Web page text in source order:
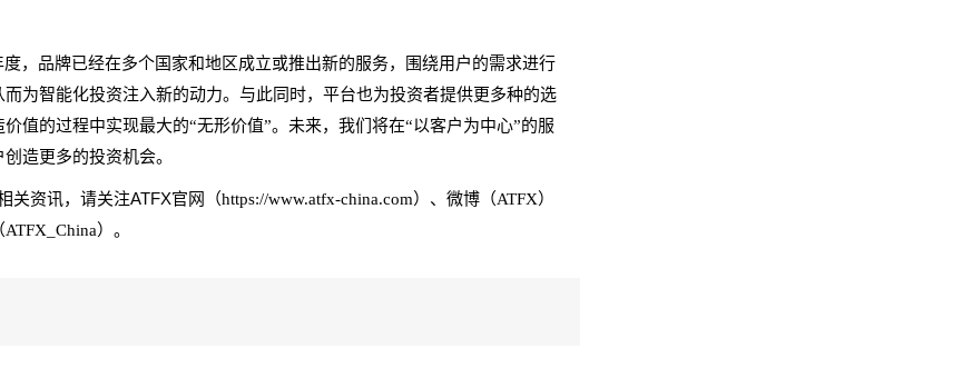
度，品牌已经在多个国家和地区成立或推出新的服务，围绕用户的需求进行
而为智能化投资注入新的动力。与此同时，平台也为投资者提供更多种的选
值的过程中实现最大的“无形价值”。未来，我们将在“以客户为中心”的服
造更多的投资机会。
关资讯，请关注ATFX官网
（https://www.atfx-china.com）、微博（ATFX）
）。